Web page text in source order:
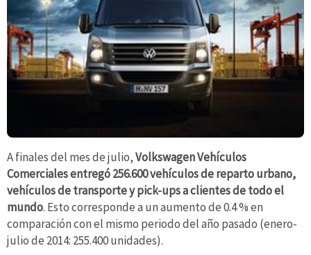
A finales del mes de julio,Volkswagen Vehículos
Comerciales entregó 256.600 vehículos de reparto urbano,
vehículos de transporte y pick-ups a clientes de todo el
mundo. Esto corresponde a un aumento de 0.4 % en
comparación con el mismo periodo del año pasado (enero-
julio de 2014: 255.400 unidades).